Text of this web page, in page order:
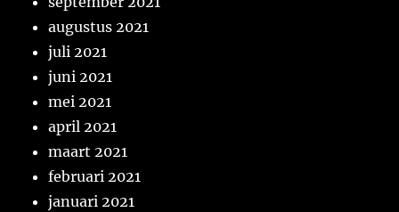
augustus 2021
juli 2021
juni 2021
mei 2021
april 2021
maart 2021
februari 2021
januari 2021